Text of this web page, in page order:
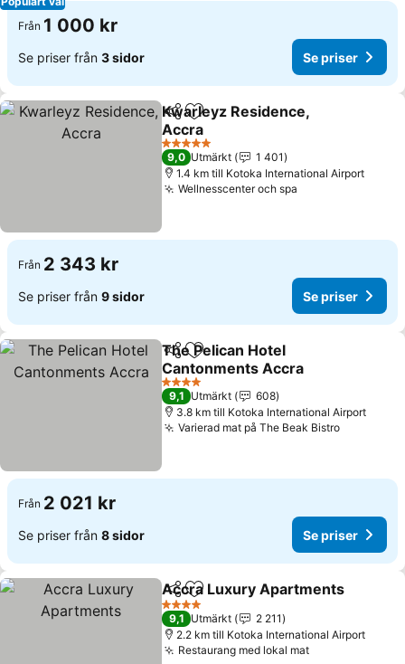
Från 1 000 kr
Se priser från 3 sidor Se priser
Dela Lägg till i Mina Favoriter
Kwarleyz Residence,
Accra
Se priser
5 Stjärnor
9,0 Utmärkt
1 401
1.4 km till Kotoka International Airport
Wellnesscenter och spa
Från 2 343 kr
Se priser från 9 sidor Se priser
Dela Lägg till i Mina Favoriter
The Pelican Hotel
Cantonments Accra
Se priser
4 Stjärnor
9,1 Utmärkt
608
3.8 km till Kotoka International Airport
Varierad mat på The Beak BistroSe priser
Från 2 021 kr
Se priser från 8 sidor Se priser
Dela Lägg till i Mina Favoriter
Accra Luxury Apartments
4 Stjärnor
9,1 Utmärkt
2 211
2.2 km till Kotoka International Airport
Restaurang med lokal matSe priser